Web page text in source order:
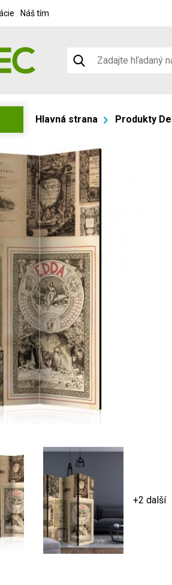
Náš tím
Hlavná strana Produkty
+2 další